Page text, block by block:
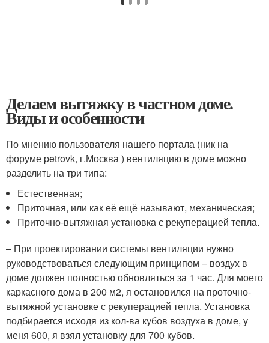
Делаем вытяжку в частном доме.
Виды и особенности
По мнению пользователя нашего портала (ник на
форуме petrovk, г.Москва ) вентиляцию в доме можно
разделить на три типа:
Естественная;
Приточная, или как её ещё называют, механическая;
Приточно-вытяжная установка с рекуперацией тепла.
– При проектировании системы вентиляции нужно
руководствоваться следующим принципом – воздух в
доме должен полностью обновляться за 1 час. Для моего
каркасного дома в 200 м2, я остановился на проточно-
вытяжной установке с рекуперацией тепла. Установка
подбирается исходя из кол-ва кубов воздуха в доме, у
меня 600, я взял установку для 700 кубов.